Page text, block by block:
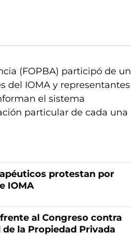
(FOPBA) participó de un
del IOMA y representantes
el sistema
particular de cada una
protestan por
IOMA
al Congreso contra
la Propiedad Privada